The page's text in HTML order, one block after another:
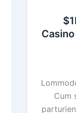
Cum